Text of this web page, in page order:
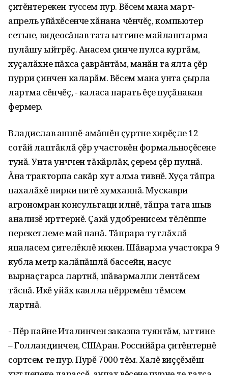
çитĕнтерекен туссем пур. Вĕсем мана март-
апрель уйăхĕсенче хăнана чĕнчĕç, компьютер
сетьне, видеосăнав тата ыттине майлаштарма
пулăшу ыйтрĕç. Анасем çинче пулса куртăм,
хуçалăхне пăхса çаврăнтăм, манăн та ялта çĕр
пурри çинчен каларăм. Вĕсем мана унта çырла
лартма сĕнчĕç, - каласа парать ĕçе пуçăнакан
фермер.
Владислав ашшĕ-амăшĕн çуртне хирĕçле 12
сотăй лаптăклă çĕр участокĕн формальноçĕсене
тунă. Унта унччен тăкăрлăк, çерем çĕр пулнă.
Ăна тракторпа сакăр хут алма тивнĕ. Хуçа тăпра
пахалăхĕ пирки питĕ хумханнă. Мускаври
агрономран консультаци илнĕ, тăпра тата шыв
анализĕ ирттернĕ. Çакă удобренисем тĕлĕшпе
перекетлеме май панă. Тăпрара тутлăхлă
япаласем çителĕклĕ иккен. Шăварма участокра 9
кубла метр калăпăшлă бассейн, насус
вырнаçтарса лартнă, шăвармалли лентăсем
тăснă. Икĕ уйăх каялла пĕрремĕш тĕмсем
лартнă.
- Пĕр пайне Италинчен заказпа туянтăм, ыттине
– Голландинчен, СШАран. Российăра çитĕнтернĕ
сортсем те пур. Пурĕ 7000 тĕм. Халĕ виççĕмĕш